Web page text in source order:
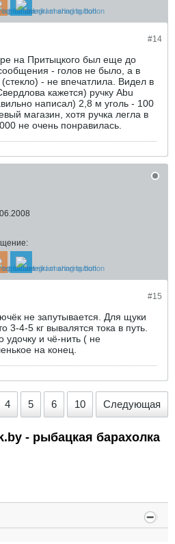
#14
на Притыцкого был еще до
- голов не было, а в
- не впечатлила. Видел в
кажется) ручку Abu
написал) 2,8 м уголь - 100
магазин, хотя ручка легла в
не очень понравилась.
#15
не запутывается. Для щуки
4-5 кг вывалятся тока в путь.
удочку и чё-нить ( не
на конец.
4 5 6 10 Следующая
- рыбацкая барахолка